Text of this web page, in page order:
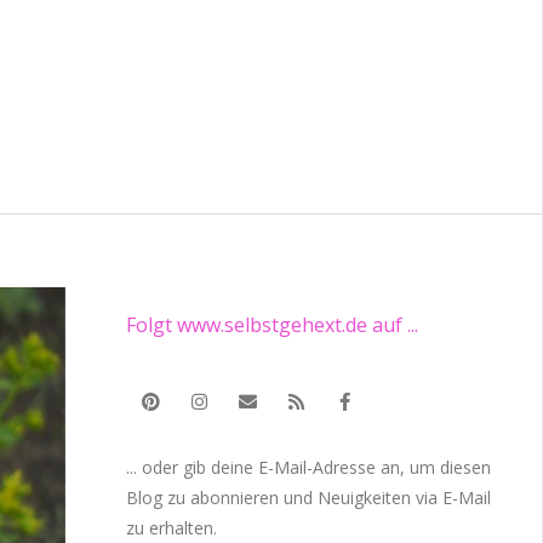
Folgt www.selbstgehext.de auf ...
... oder gib deine E-Mail-Adresse an, um diesen
Blog zu abonnieren und Neuigkeiten via E-Mail
zu erhalten.